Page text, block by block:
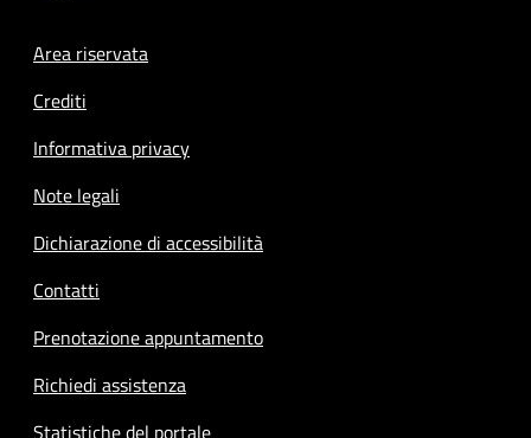
Footer menu
Area riservata
Crediti
Informativa privacy
Note legali
Dichiarazione di accessibilità
Contatti
Prenotazione appuntamento
Richiedi assistenza
Statistiche del portale